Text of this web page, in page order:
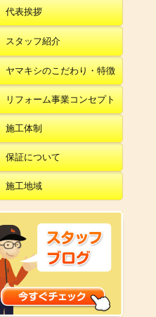
朝日店
羽咋店
金沢田上店
金津店
朝日店
羽咋店
金沢田上店
オール電化・給湯器
エクステリア
外壁塗装・外壁工事
改装・内装リフォー
ム
修理・小工事
全面リフォーム
代表挨拶
スタッフ紹介
本部
田鶴浜店
金沢野々市店
川北店
小松店
新加賀店
金津店
朝日店
羽咋店
金沢田上店
ヤマキシのこだわり・特徴
リフォーム事業コンセプト
施工体制
保証について
施工地域